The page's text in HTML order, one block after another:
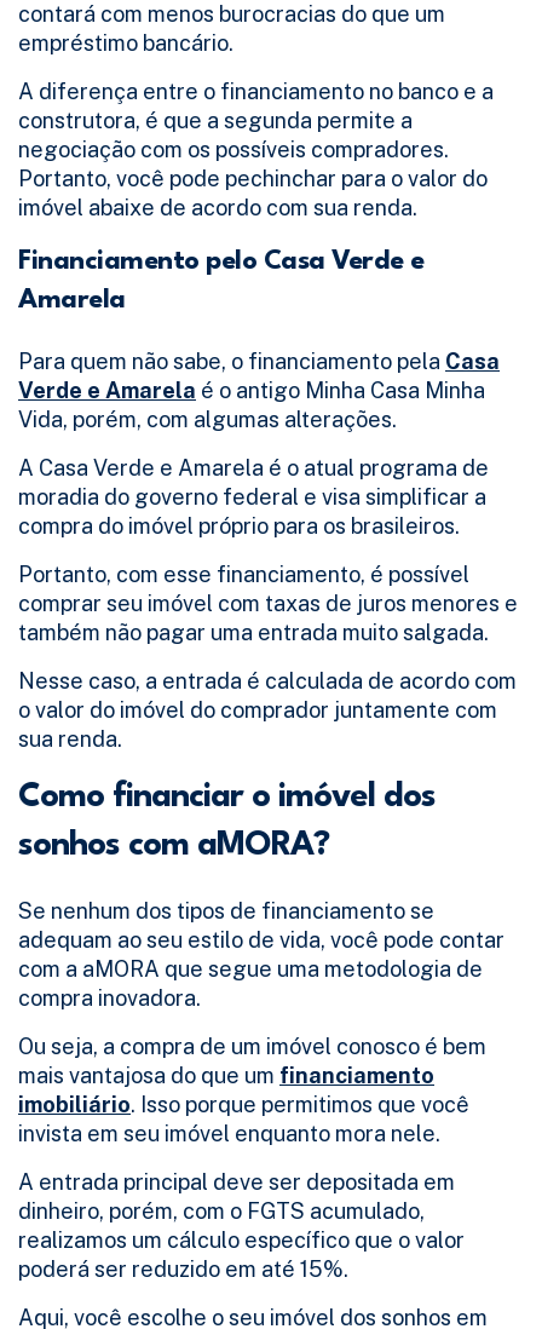
contará com menos burocracias do que um
empréstimo bancário.
A diferença entre o financiamento no banco e a
construtora, é que a segunda permite a
negociação com os possíveis compradores.
Portanto, você pode pechinchar para o valor do
imóvel abaixe de acordo com sua renda.
Financiamento pelo Casa Verde e
Amarela
Para quem não sabe, o financiamento pela Casa
Verde e Amarela é o antigo Minha Casa Minha
Vida, porém, com algumas alterações.
A Casa Verde e Amarela é o atual programa de
moradia do governo federal e visa simplificar a
compra do imóvel próprio para os brasileiros.
Portanto, com esse financiamento, é possível
comprar seu imóvel com taxas de juros menores e
também não pagar uma entrada muito salgada.
Nesse caso, a entrada é calculada de acordo com
o valor do imóvel do comprador juntamente com
sua renda.
Como financiar o imóvel dos
sonhos com aMORA?
Se nenhum dos tipos de financiamento se
adequam ao seu estilo de vida, você pode contar
com a aMORA que segue uma metodologia de
compra inovadora.
Ou seja, a compra de um imóvel conosco é bem
mais vantajosa do que um financiamento
imobiliário. Isso porque permitimos que você
invista em seu imóvel enquanto mora nele.
A entrada principal deve ser depositada em
dinheiro, porém, com o FGTS acumulado,
realizamos um cálculo específico que o valor
poderá ser reduzido em até 15%.
Aqui, você escolhe o seu imóvel dos sonhos em